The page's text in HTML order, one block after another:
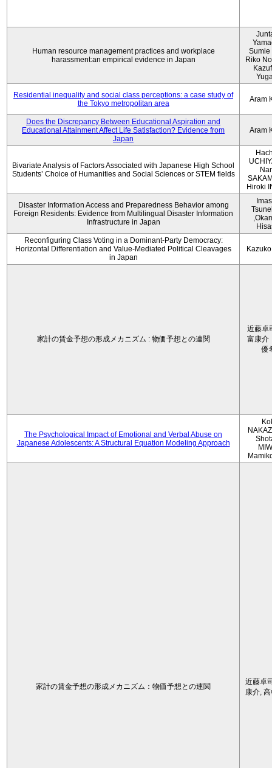
Human resource management practices and workplace
harassment:an empirical evidence in Japan
Sumie
Riko
Residential inequality and social class perceptions: a case study of
the Tokyo metropolitan area
Aram
Does the Discrepancy Between Educational Aspiration and
Educational Attainment Affect Life Satisfaction? Evidence from
Japan
Aram
Bivariate Analysis of Factors Associated with Japanese High School
Students’ Choice of Humanities and Social Sciences or STEM fields
Hiroki
Disaster Information Access and Preparedness Behavior among
Foreign Residents: Evidence from Multilingual Disaster Information
Infrastructure in Japan
Reconfiguring Class Voting in a Dominant-Party Democracy:
Horizontal Differentiation and Value-Mediated Political Cleavages
in Japan
家計の賃金予想の形成メカニズム : 物価予想との連関
近藤卓
富康介
優
The Psychological Impact of Emotional and Verbal Abuse on
Japanese Adolescents: A Structural Equation Modeling Approach
家計の賃金予想の形成メカニズム：物価予想との連関
近藤卓
康介,